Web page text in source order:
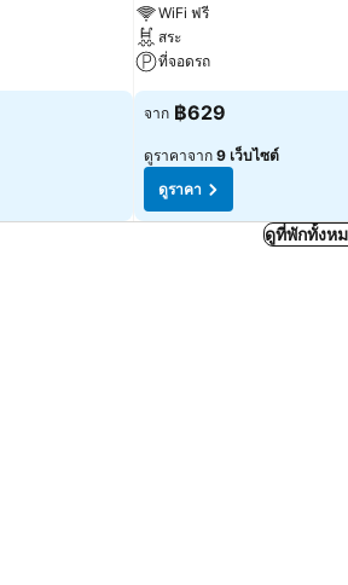
WiFi ฟรี
สระ
ที่จอดรถ
จาก ฿629
ดูราคาจาก 9 เว็บไซต์
ดูราคา
ดูที่พักทั้งห